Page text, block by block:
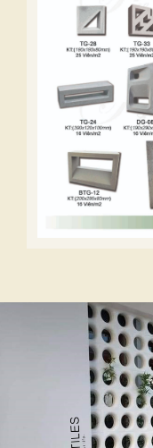
trong
Gạch thông gió
chức năng
linh hoạt trong
kiến trúc. Hãy
nổi bật của sản
Thiết kế
tâm thương mại
gạch này tạo ra
nhưng vẫn đảm
mặt tiền của
thông gió giống
theo ánh sáng,